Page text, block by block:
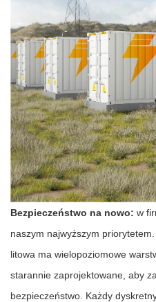
Bezpieczeństwo na nowo: w
naszym najwyższym
litowa ma wielopoziomowe
starannie zaprojektowane, aby
bezpieczeństwo. Każdy